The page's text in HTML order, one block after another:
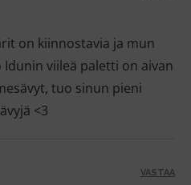
on kiinnostavia ja mun
viileä paletti on aivan
tuo sinun pieni
<3
VASTAA